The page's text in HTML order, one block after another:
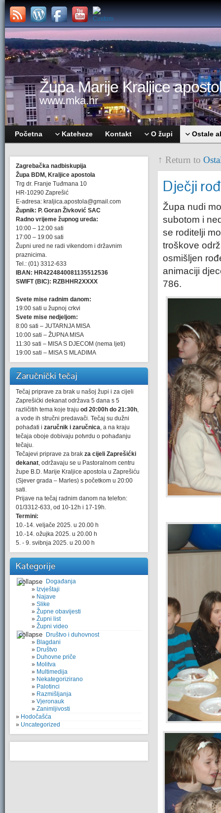
Župa Marije Kraljice
www.mka.hr
Početna Kateheze Kontakt O župi Ostale
Zagrebačka nadbiskupija
Župa BDM, Kraljice apostola
Trg dr. Franje Tuđmana 10
HR-10290 Zaprešić
E-adresa: kraljica.apostola@gmail.com
Župnik: P. Goran Živković SAC
Radno vrijeme župnog ureda:
10:00 – 12:00 sati
17:00 – 19:00 sati
Župni ured ne radi vikendom i državnim
praznicima.
Tel.: (01) 3312-633
IBAN: HR4224840081135512536
SWIFT (BIC): RZBHHR2XXXX
Svete mise radnim danom:
19:00 sati u župnoj crkvi
Svete mise nedjeljom:
8:00 sati – JUTARNJA MISA
10:00 sati – ŽUPNA MISA
11:30 sati – MISA S DJECOM (nema ljeti)
19:00 sati – MISA S MLADIMA
Zaručnički tečaj
Tečaj priprave za brak u našoj župi i za cijeli
Zaprešićki dekanat održava 5 dana s 5
različitih tema koje traju od 20:00h do 21:30h,
a vode ih stručni predavači. Tečaj su dužni
pohađati i zaručnik i zaručnica, a na kraju
tečaja oboje dobivaju potvrdu o pohađanju
tečaju.
Tečajevi priprave za brak za cijeli Zaprešićki
dekanat, održavaju se u Pastoralnom centru
župe B.D. Marije Kraljice apostola u Zaprešiću
(Sjever grada – Marles) s početkom u 20:00
sati.
Prijave na tečaj radnim danom na telefon:
01/3312-633, od 10-12h i 17-19h.
Termini:
10.-14. veljače 2025. u 20.00 h
10.-14. ožujka 2025. u 20.00 h
5. - 9. svibnja 2025. u 20.00 h
Kategorije
Događanja
Izvještaji
Najave
Slike
Župne obavijesti
Župni list
Župni video
Društvo i duhovnost
Blagdani
Društvo
Duhovne priče
Molitva
Multimedija
Nekategorizirano
Palotinci
Razmišljanja
Vjeronauk
Zanimljivosti
Hodočašća
Uncategorized
↑ Return to
Dječji
Župa nudi
subotom i
se roditelji
troškove
osmišljen
animaciji
786.